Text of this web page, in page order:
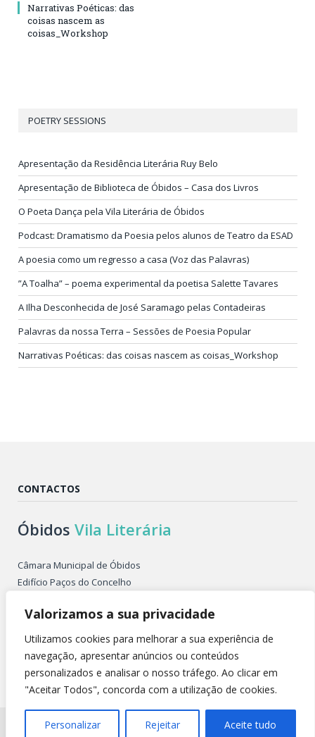
Valorizamos a sua privacidade
Utilizamos cookies para melhorar a sua experiência de
navegação, apresentar anúncios ou conteúdos
personalizados e analisar o nosso tráfego. Ao clicar em
"Aceitar Todos", concorda com a utilização de cookies.
Personalizar Rejeitar Aceite tudo
Narrativas Poéticas: das
coisas nascem as
coisas_Workshop
POETRY SESSIONS
Apresentação da Residência Literária Ruy Belo
Apresentação de Biblioteca de Óbidos – Casa dos Livros
O Poeta Dança pela Vila Literária de Óbidos
Podcast: Dramatismo da Poesia pelos alunos de Teatro da ESAD
A poesia como um regresso a casa (Voz das Palavras)
”A Toalha” – poema experimental da poetisa Salette Tavares
A Ilha Desconhecida de José Saramago pelas Contadeiras
Palavras da nossa Terra – Sessões de Poesia Popular
Narrativas Poéticas: das coisas nascem as coisas_Workshop
CONTACTOS
Óbidos Vila Literária
Câmara Municipal de Óbidos
Edifício Paços do Concelho
2510-086 ÓBIDOS PORTUGAL
Tel. +351 262 955 500
E-mail: obidosvilaliteraria@cm-obidos.pt
Todos os direitos reservados @ 2026 | Política de Privacidade